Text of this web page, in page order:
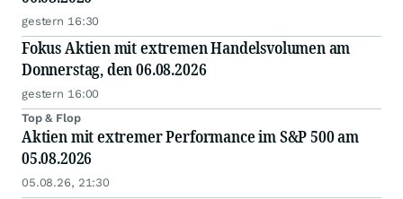
gestern 16:30
Fokus Aktien mit extremen Handelsvolumen am
Donnerstag, den 06.08.2026
gestern 16:00
Top & Flop
Aktien mit extremer Performance im S&P 500 am
05.08.2026
05.08.26, 21:30